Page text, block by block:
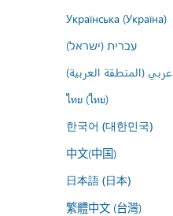
Українська (Україна)
עברית (ישראל)
عربي (المنطقة العربية)
ไทย (ไทย)
한국어 (대한민국)
中文(中国)
日本語 (日本)
繁體中文 (台灣)